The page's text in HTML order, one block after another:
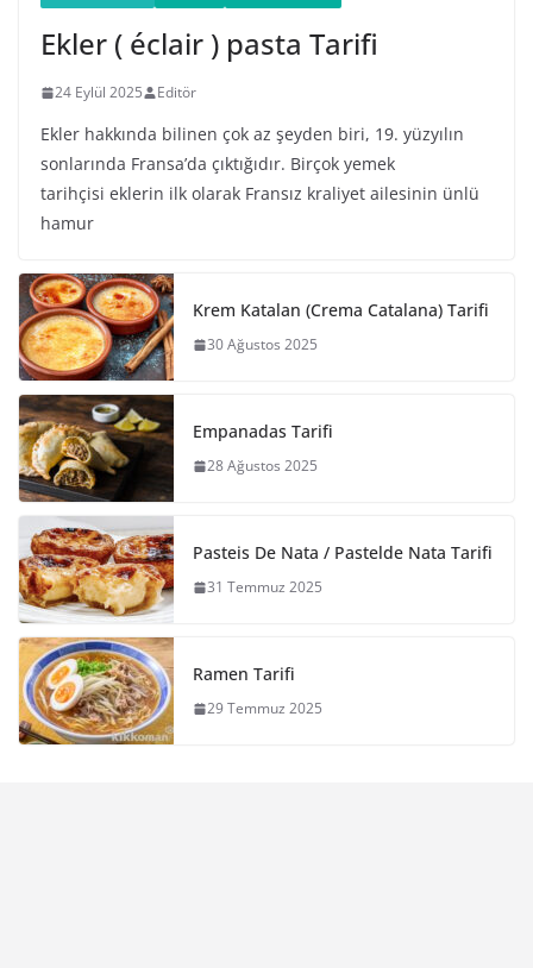
Ekler ( éclair ) pasta Tarifi
24 Eylül 2025 Editör
Ekler hakkında bilinen çok az şeyden biri, 19. yüzyılın
sonlarında Fransa’da çıktığıdır. Birçok yemek
tarihçisi eklerin ilk olarak Fransız kraliyet ailesinin ünlü
hamur
Krem Katalan (Crema Catalana) Tarifi
30 Ağustos 2025
Empanadas Tarifi
28 Ağustos 2025
Pasteis De Nata / Pastelde Nata Tarifi
31 Temmuz 2025
Ramen Tarifi
29 Temmuz 2025